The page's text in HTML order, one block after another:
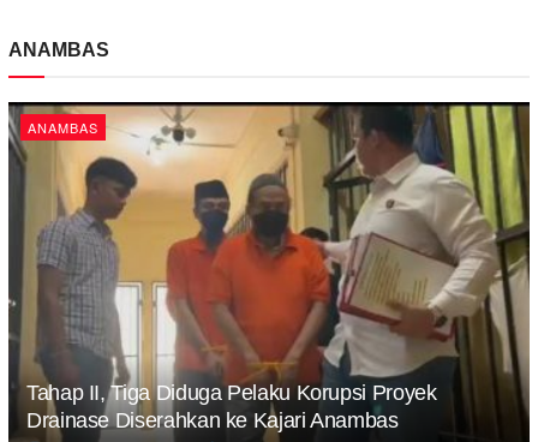
ANAMBAS
ANAMBAS
Tahap II, Tiga Diduga Pelaku Korupsi Proyek
Drainase Diserahkan ke Kajari Anambas